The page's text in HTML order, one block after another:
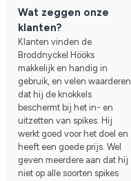
Wat zeggen onze
klanten?
Klanten vinden de
Broddnyckel Hööks
makkelijk en handig in
gebruik, en velen waarderen
dat hij de knokkels
beschermt bij het in- en
uitzetten van spikes. Hij
werkt goed voor het doel en
heeft een goede prijs. Wel
geven meerdere aan dat hij
niet op alle soorten spikes